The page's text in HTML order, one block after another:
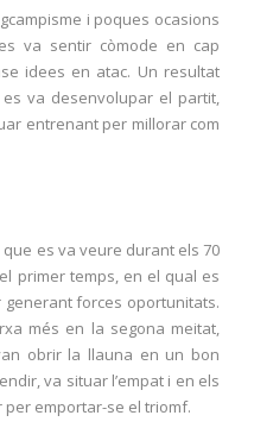
i poques ocasions
va sentir còmode en cap
idees en atac. Un resultat
va desenvolupar el partit,
entrenant per millorar com
es va veure durant els 70
primer temps, en el qual es
forces oportunitats.
més en la segona meitat,
obrir la llauna en un bon
va situar l’empat i en els
per emportar-se el triomf.